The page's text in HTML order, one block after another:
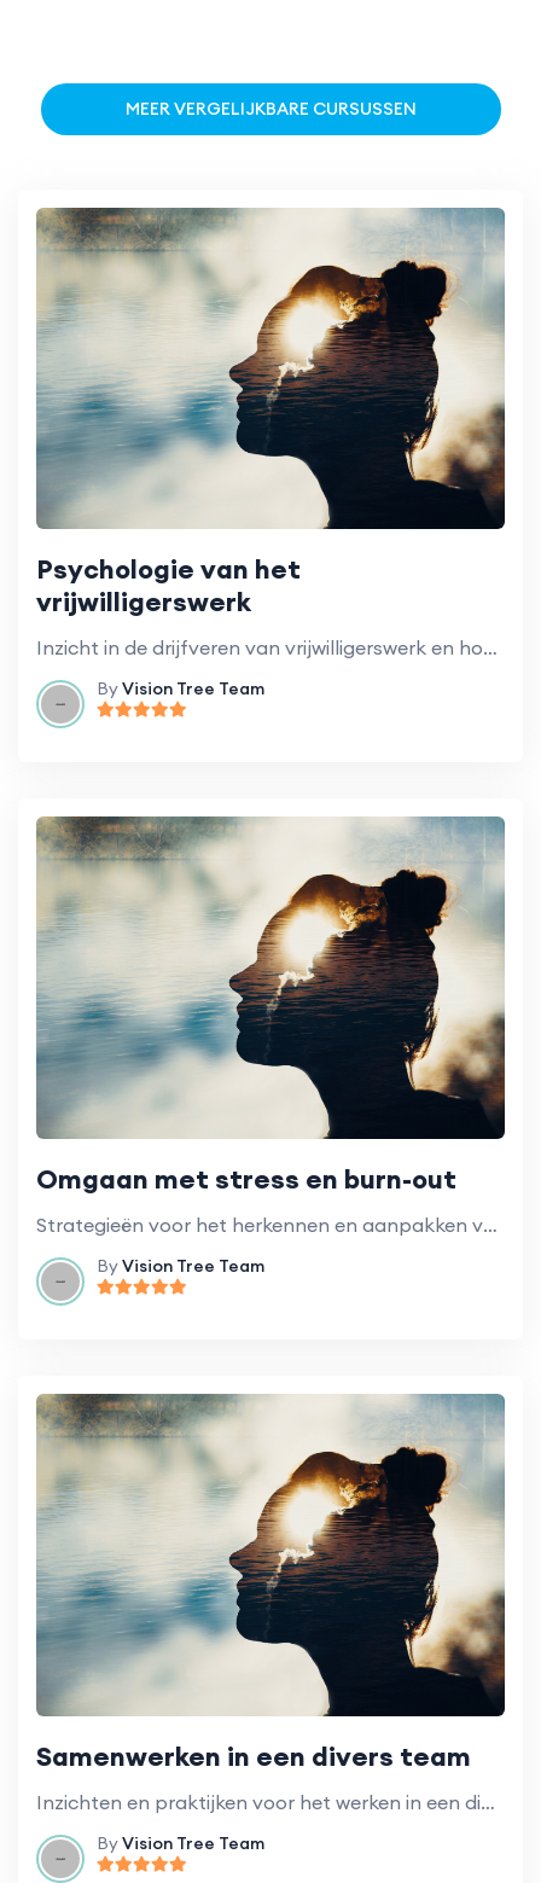
MEER VERGELIJKBARE CURSUSSEN
Psychologie van het
vrijwilligerswerk
Inzicht in de drijfveren van vrijwilligerswerk en hoe je gemotiveerd blijft.
ByVision Tree Team
Omgaan met stress en burn-out
Strategieën voor het herkennen en aanpakken van stress en burn-out in de context van vrijwilligerswerk.
ByVision Tree Team
Samenwerken in een divers team
Inzichten en praktijken voor het werken in een divers team van vrijwilligers.
ByVision Tree Team